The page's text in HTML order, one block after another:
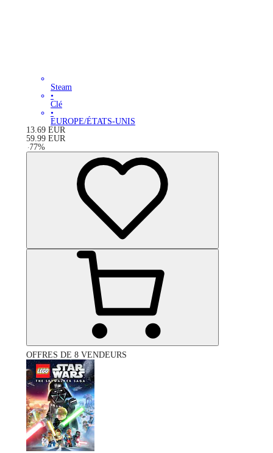
Steam
•
Clé
•
EUROPE/ÉTATS-UNIS
13.69 EUR
59.99 EUR
-77%
OFFRES DE 8 VENDEURS